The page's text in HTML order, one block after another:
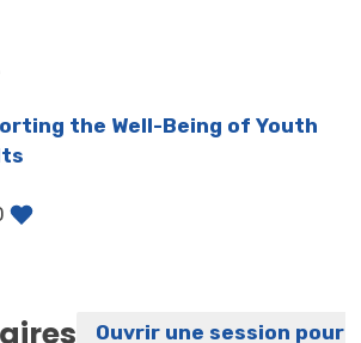
the Well-Being of Youth
Ouvrir une session pour